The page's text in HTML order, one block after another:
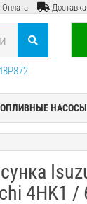
Оплата Доставка
НАСОСЫ
4HK1 /